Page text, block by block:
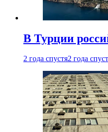
В Турции
2 года спустя2 года